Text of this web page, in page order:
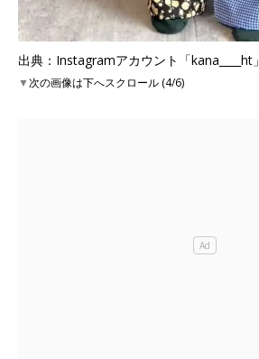
出典：Instagramアカウント「kana____ht」
▼次の画像は下へスクロール (4/6)